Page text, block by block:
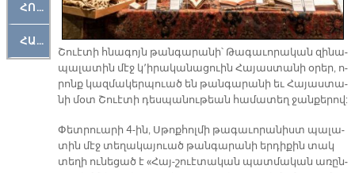
ՀՈԳԵՄՏԱՒՈՐ
ՀԱՐԹԱԿ
Շուէ­տի հնա­գոյն թան­գա­րա­նի՝ Թա­գա­ւո­րա­կան զի­նա­
պա­լա­տին մէջ կ՚ի­րա­կա­նա­ցուին Հա­յաս­տա­նի օ­րեր, ո­
րոնք կազ­մա­կեր­պուած են թան­գա­րա­նի եւ Հա­յաս­տա­
նի մօտ Շուէ­տի դես­պա­նու­թեան հա­մա­տեղ ջան­քե­րով:
Փետ­րուա­րի 4-ին, Սթոք­հոլ­մի թա­գա­ւո­րա­նիստ պա­լա­
տին մէջ տե­ղա­կա­յուած թան­գա­րա­նի եր­դի­քին տակ
տե­ղի ու­նե­ցած է «Հայ-շուէ­տա­կան պատ­մա­կան ա­ռըն­